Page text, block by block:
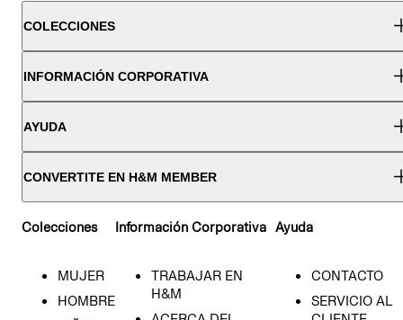
COLECCIONES
INFORMACIÓN CORPORATIVA
AYUDA
CONVERTITE EN H&M MEMBER
Colecciones
MUJER
HOMBRE
Información Corporativa
TRABAJAR EN
H&M
Ayuda
CONTACTO
SERVICIO AL